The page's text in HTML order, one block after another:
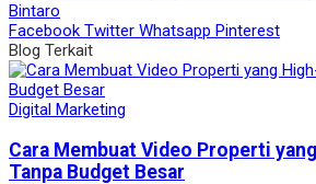
Bintaro
Facebook Twitter Whatsapp Pinterest
Blog Terkait
Digital Marketing
Cara Membuat Video Properti
Tanpa Budget Besar